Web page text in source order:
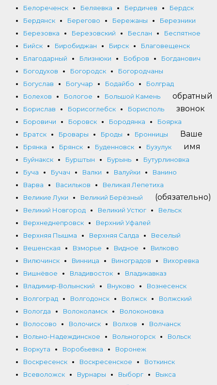
Белореченск
Беляевка Бердичев
Бердск
Бердянск
Берегово Бережаны
Березники
Березовка
Березовский Беслан
Беспятное
Бийск
Биробиджан Бирск
Благовещенск
Благодарный
Близнюки Бобров
Богданович
Богодухов
Богородск
Богородчаны
Богуслав
Богучар Бодайбо
Болград
Болехов
Бологое
Большой Камень
Борислав
Борисоглебск
Борисполь
Боровичи
Боровск Бородянка
Боярка
Братск
Бровары Броды
Бронницы
Брянка
Брянск Буденновск
Бузулук
Буйнакск
Бурштын Бурынь
Бутурлиновка
Буча
Бучач Валки Валуйки
Ванино
Варва
Васильков
Великая Лепетиха
Великие Луки
Великий Берёзный
Великий Новгород
Великий Устюг
Вельск
Верхнеднепровск
Верхний Уфалей
Верхняя Пышма
Верхняя Салда
Веселый
Вешенская
Взморье Видное
Вилково
Вилючинск
Винница Виноградов
Вихоревка
Вишнёвое
Владивосток
Владикавказ
Владимир-Волынский
Внуково
Вознесенск
Волгоград
Волгодонск Волжск
Волжский
Вологда
Волоколамск
Волоконовка
Волосово
Волочиск Волхов
Волчанск
Вольно-Надеждинское
Вольногорск
Вольск
Воркута
Воробьевка
Воронеж
Воскресенск
Воскресенское
Воткинск
Всеволожск
Вурнары Выборг
Выкса
обратный
звонок
Ваше
имя
(обязательно)